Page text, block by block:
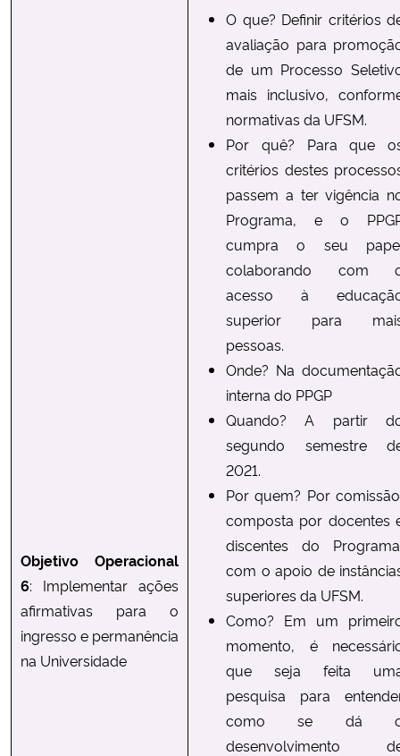
Objetivo Operacional
6: Implementar ações
afirmativas para o
ingresso e permanência
na Universidade
O que? Definir critérios
avaliação para
de um Processo
mais inclusivo,
normativas da UFSM.
Por quê? Para que
critérios destes
passem a ter vigência
Programa, e o
cumpra o seu
colaborando com
acesso à
superior para
pessoas.
Onde? Na
interna do PPGP
Quando? A partir
segundo semestre
2021.
Por quem? Por
composta por docentes
discentes do
com o apoio de
superiores da UFSM.
Como? Em um
momento, é
que seja feita
pesquisa para
como se dá
desenvolvimento